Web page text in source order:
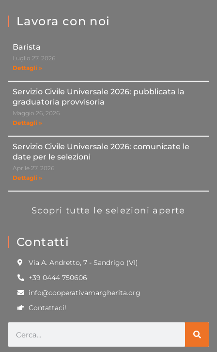
Lavora con noi
Barista
Luglio 27, 2026
Dettagli »
Servizio Civile Universale 2026: pubblicata la
graduatoria provvisoria
Maggio 26, 2026
Dettagli »
Servizio Civile Universale 2026: comunicate le
date per le selezioni
Aprile 27, 2026
Dettagli »
Scopri tutte le selezioni aperte
Contatti
Via A. Andretto, 7 - Sandrigo (VI)
+39 0444 750606
info@cooperativamargherita.org
Contattaci!